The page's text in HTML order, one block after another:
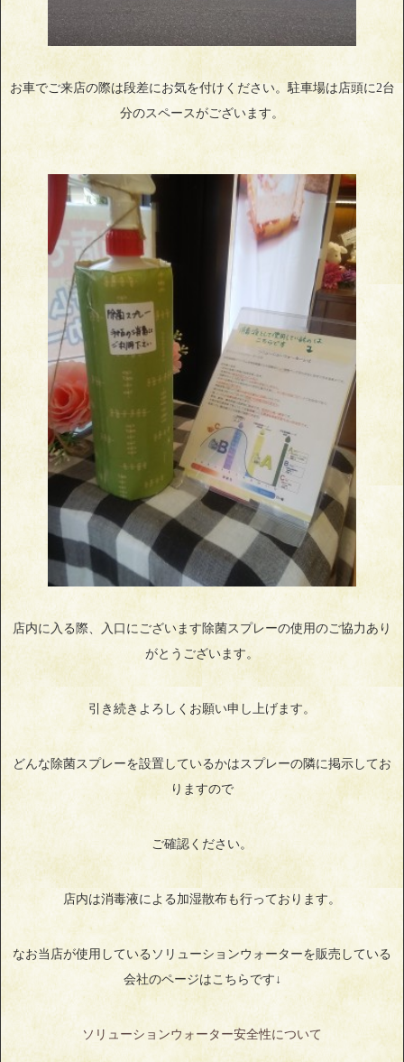
お車でご来店の際は段差にお気を付けください。駐車場は店頭に2台
分のスペースがございます。
店内に入る際、入口にございます除菌スプレーの使用のご協力あり
がとうございます。
引き続きよろしくお願い申し上げます。
どんな除菌スプレーを設置しているかはスプレーの隣に掲示してお
りますので
ご確認ください。
店内は消毒液による加湿散布も行っております。
なお当店が使用しているソリューションウォーターを販売している
会社のページはこちらです↓
ソリューションウォーター安全性について